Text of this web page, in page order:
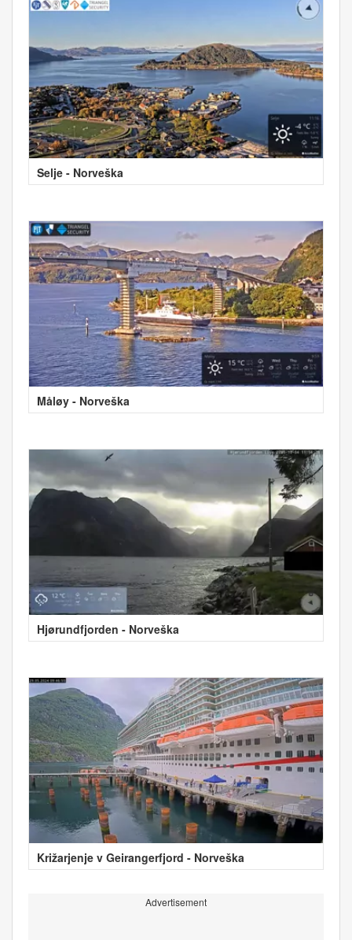
Selje - Norveška
Måløy - Norveška
Hjørundfjorden - Norveška
Križarjenje v Geirangerfjord - Norveška
Advertisement